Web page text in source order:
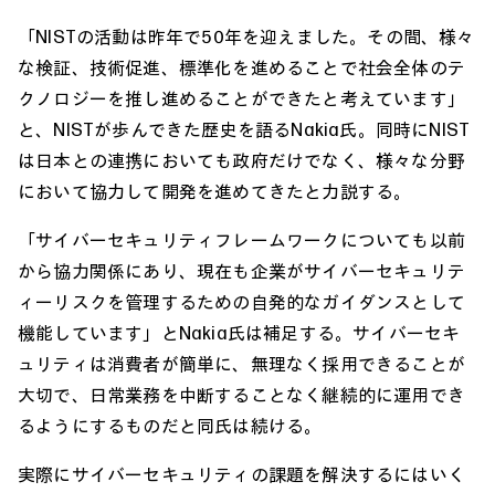
「NISTの活動は昨年で50年を迎えました。その間、様々
な検証、技術促進、標準化を進めることで社会全体のテ
クノロジーを推し進めることができたと考えています」
と、NISTが歩んできた歴史を語るNakia氏。同時にNIST
は日本との連携においても政府だけでなく、様々な分野
において協力して開発を進めてきたと力説する。
「サイバーセキュリティフレームワークについても以前
から協力関係にあり、現在も企業がサイバーセキュリテ
ィーリスクを管理するための自発的なガイダンスとして
機能しています」とNakia氏は補足する。サイバーセキ
ュリティは消費者が簡単に、無理なく採用できることが
大切で、日常業務を中断することなく継続的に運用でき
るようにするものだと同氏は続ける。
実際にサイバーセキュリティの課題を解決するにはいく